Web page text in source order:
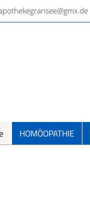
HOMÖOPATHIE